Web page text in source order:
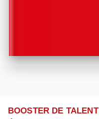
BOOSTER DE